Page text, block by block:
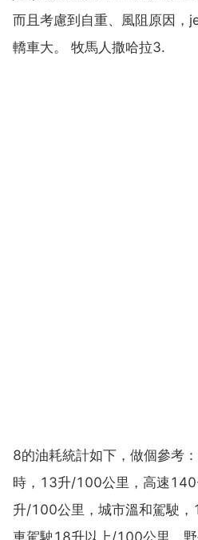
而且考慮到自重、風阻原因，
轎車大。 牧馬人撒哈拉3.
8的油耗統計如下，做個參考
時，13升/100公里，高速
升/100公里，城市溫和駕駛
車駕駛18升以上/100公里，